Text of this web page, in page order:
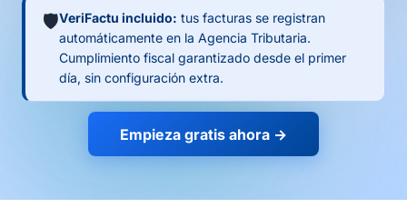
🛡️VeriFactu incluido: tus facturas se registran
automáticamente en la Agencia Tributaria.
Cumplimiento fiscal garantizado desde el primer
día, sin configuración extra.
Empieza gratis ahora →